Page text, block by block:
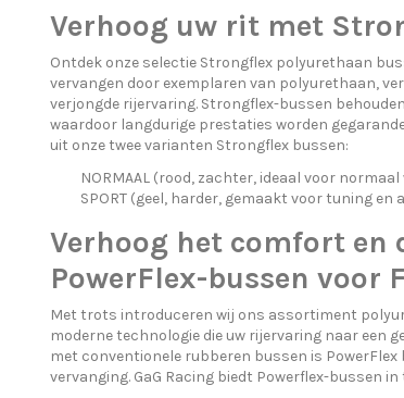
Verhoog uw rit met
Ontdek onze selectie Strongflex polyurethaan
vervangen door exemplaren van polyurethaan,
verjongde rijervaring. Strongflex-bussen
waardoor langdurige prestaties worden
uit onze twee varianten Strongflex bussen:
NORMAAL (rood, zachter, ideaal voor
SPORT (geel, harder, gemaakt voor tuning en
Verhoog het comfort en
PowerFlex-bussen voor
Met trots introduceren wij ons assortiment
moderne technologie die uw rijervaring naar een
met conventionele rubberen bussen is
vervanging. GaG Racing biedt Powerflex-bussen in